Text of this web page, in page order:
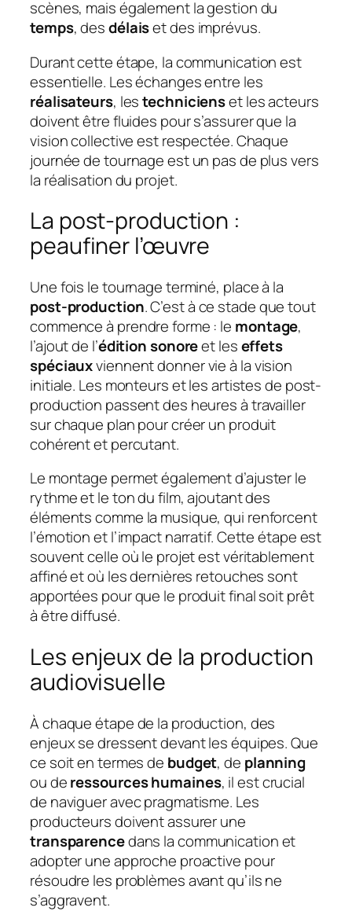
scènes, mais également la gestion du
temps, desdélaiset des imprévus.
Durant cette étape, la communication est
essentielle. Les échanges entre les
réalisateurs, lestechnicienset les acteurs
doivent être fluides pour s’assurer que la
vision collective est respectée. Chaque
journée de tournage est un pas de plus vers
la réalisation du projet.
La post-production :
peaufiner l’œuvre
Une fois le tournage terminé, place à la
post-production. C’est à ce stade que tout
commence à prendre forme : le montage,
l’ajout de l’édition sonoreet leseffets
spéciauxviennent donner vie à la vision
initiale. Les monteurs et les artistes de post-
production passent des heures à travailler
sur chaque plan pour créer un produit
cohérent et percutant.
Le montage permet également d’ajuster le
rythme et le ton du film, ajoutant des
éléments comme la musique, qui renforcent
l’émotion et l’impact narratif. Cette étape est
souvent celle où le projet est véritablement
affiné et où les dernières retouches sont
apportées pour que le produit final soit prêt
à être diffusé.
Les enjeux de la production
audiovisuelle
À chaque étape de la production, des
enjeux se dressent devant les équipes. Que
ce soit en termes de budget, de planning
ou deressources humaines, il est crucial
de naviguer avec pragmatisme. Les
producteurs doivent assurer une
transparencedans la communication et
adopter une approche proactive pour
résoudre les problèmes avant qu’ils ne
s’aggravent.